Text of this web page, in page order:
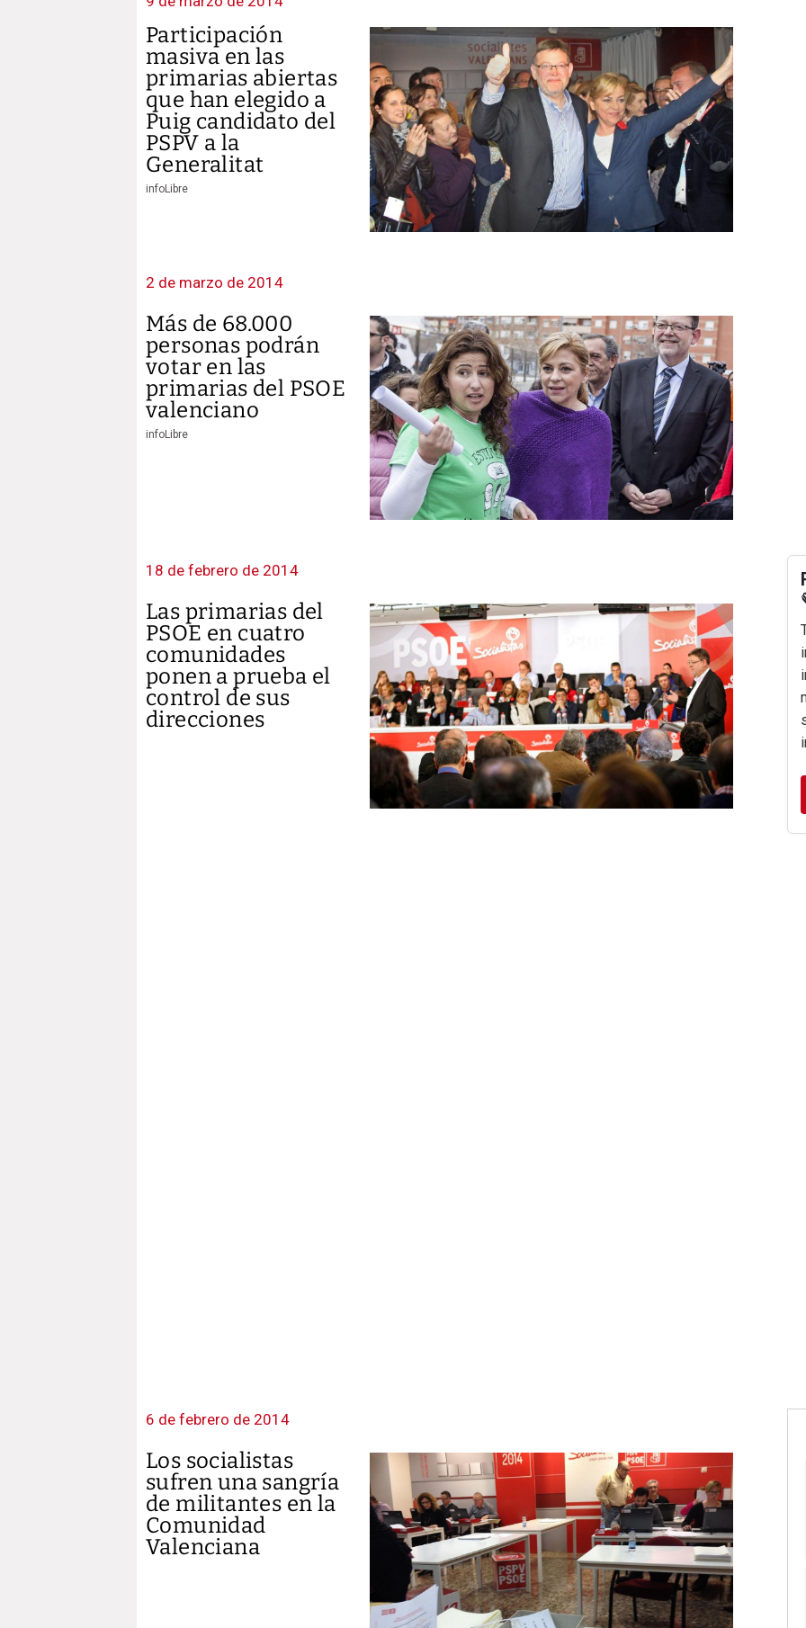
Participación
masiva en las
primarias abiertas
que han elegido a
Puig candidato del
PSPV a la
Generalitat
infoLibre
2 de marzo de 2014
Más de 68.000
personas podrán
votar en las
primarias del PSOE
valenciano
infoLibre
18 de febrero de 2014
Las primarias del
PSOE en cuatro
comunidades
ponen a prueba el
control de sus
direcciones
6 de febrero de 2014
Los socialistas
sufren una sangría
de militantes en la
Comunidad
Valenciana